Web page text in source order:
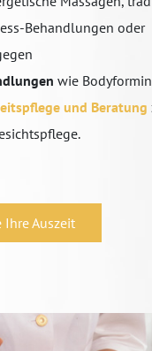
Behandlungen oder
wie
und Beratung
Ihre Auszeit